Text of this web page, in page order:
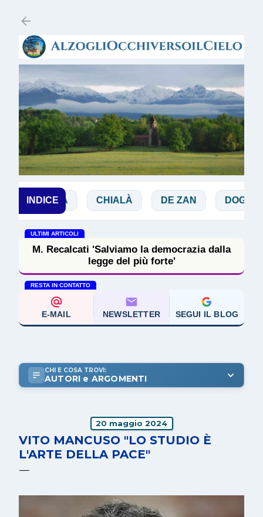
INDICE
BIBBIA CHIALÀ DE ZAN DOGLIO
ULTIMI ARTICOLI
M. Recalcati 'Salviamo la democrazia dalla
legge del più forte'
RESTA IN CONTATTO
E-MAIL NEWSLETTER SEGUI IL BLOG
CHI E COSA TROVI:
AUTORI e ARGOMENTI
20 maggio 2024
VITO MANCUSO "LO STUDIO È
L'ARTE DELLA PACE"